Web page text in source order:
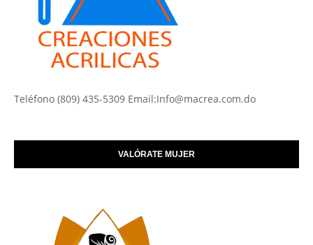
Teléfono (809) 435-5309 Email:Info@macrea.com.do
VALÓRATE MUJER